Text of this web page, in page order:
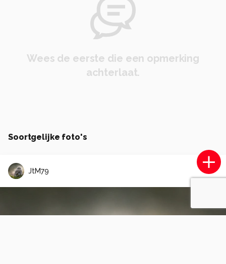
Wees de eerste die een opmerking
achterlaat.
Soortgelijke foto's
JtM79